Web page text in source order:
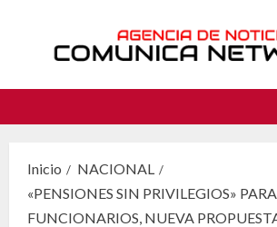
contenido
Inicio
NACIONAL
«PENSIONES SIN PRIVILEGIOS»
FUNCIONARIOS, NUEVA